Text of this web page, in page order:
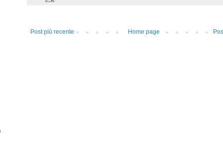
Post più recente Home page